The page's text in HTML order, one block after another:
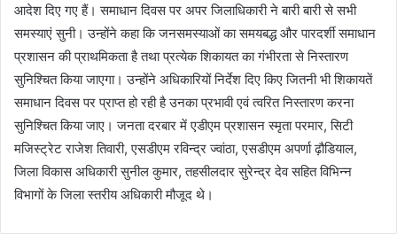
आदेश दिए गए हैं। समाधान दिवस पर अपर जिलाधिकारी ने बारी बारी से सभी
समस्याएं सुनी। उन्होंने कहा कि जनसमस्याओं का समयबद्ध और पारदर्शी समाधान
प्रशासन की प्राथमिकता है तथा प्रत्येक शिकायत का गंभीरता से निस्तारण
सुनिश्चित किया जाएगा। उन्होंने अधिकारियों निर्देश दिए किए जितनी भी शिकायतें
समाधान दिवस पर प्राप्त हो रही है उनका प्रभावी एवं त्वरित निस्तारण करना
सुनिश्चित किया जाए। जनता दरबार में एडीएम प्रशासन स्मृता परमार, सिटी
मजिस्ट्रेट राजेश तिवारी, एसडीएम रविन्द्र ज्वांठा, एसडीएम अपर्णा ढ़ौडियाल,
जिला विकास अधिकारी सुनील कुमार, तहसीलदार सुरेन्द्र देव सहित विभिन्न
विभागों के जिला स्तरीय अधिकारी मौजूद थे।